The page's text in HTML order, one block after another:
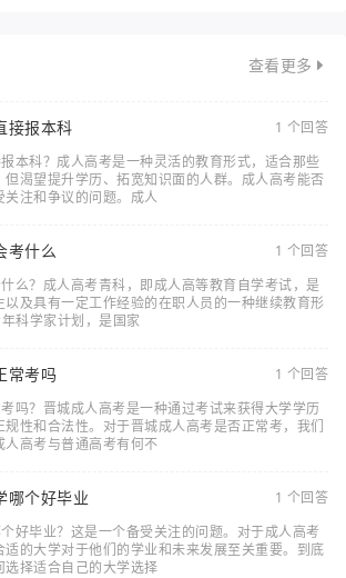
查看更多
接报本科
1 个回答
本科？成人高考是一种灵活的教育形式，适合那些
渴望提升学历、拓宽知识面的人群。成人高考能否
注和争议的问题。成人
考什么
1 个回答
么？成人高考青科，即成人高等教育自学考试，是
及具有一定工作经验的在职人员的一种继续教育形
科学家计划，是国家
常考吗
1 个回答
吗？晋城成人高考是一种通过考试来获得大学学历
性和合法性。对于晋城成人高考是否正常考，我们
高考与普通高考有何不
哪个好毕业
1 个回答
好毕业？这是一个备受关注的问题。对于成人高考
的大学对于他们的学业和未来发展至关重要。到底
择适合自己的大学选择